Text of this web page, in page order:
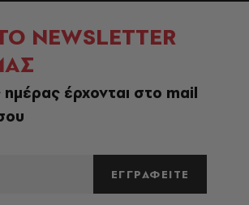
NEWSLETTER
έρχονται στο mail
ΕΓΓΡΑΦΕΙΤΕ